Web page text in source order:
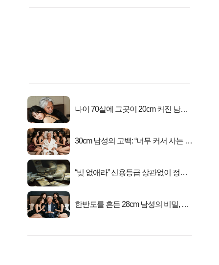
나이 70살에 그곳이 20cm 커진 남자..
30cm 남성의 고백: “너무 커서 사는 게
“빚 없애라” 신용등급 상관없이 정부
한반도를 흔든 28cm 남성의 비밀, 매